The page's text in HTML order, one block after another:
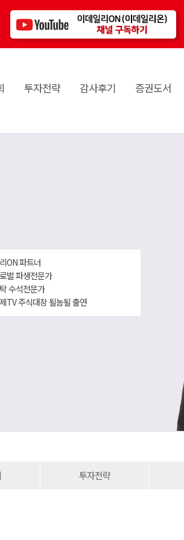
투자전략 감사후기 증권도서
ON 파트너
벌 파생전문가
수석전문가
TV 주식대장 될놈될 출연
투자전략